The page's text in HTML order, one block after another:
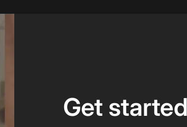
Get